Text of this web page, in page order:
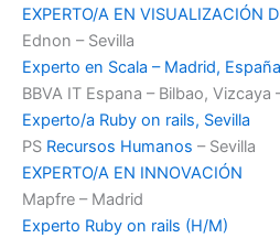
EXPERTO/A EN VISUALIZACIÓN
Ednon – Sevilla
Experto en Scala – Madrid,
BBVA IT Espana – Bilbao, Vizcaya
Experto/a Ruby on rails, Sevilla
PS Recursos Humanos – Sevilla
EXPERTO/A EN INNOVACIÓN
Mapfre – Madrid
Experto Ruby on rails (H/M)